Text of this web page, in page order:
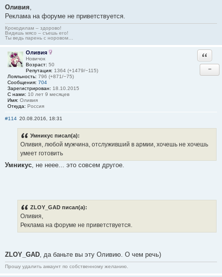
Оливия,
Реклама на форуме не приветствуется.
Крокодилам – здорово!
Видишь мясо – съешь его!
Ты ведь парень с норовом…
Оливия
Новичок
Возраст: 50
Репутация: 1364 (+1479/−115)
Лояльность: 796 (+871/−75)
Сообщения: 704
Зарегистрирован: 18.10.2015
С нами: 10 лет 9 месяцев
Имя: Оливия
Откуда: Россия
−
#114 20.08.2016, 18:31
Умникус писал(а):
Оливия, любой мужчина, отслуживший в армии, хочешь не хочешь
умеет готовить
Умникус, не неее... это совсем другое.
ZLOY_GAD писал(а):
Оливия,
Реклама на форуме не приветствуется.
ZLOY_GAD , да баньте вы эту Оливию. О чем речь)
Прошу удалить аккаунт по собственному желанию.